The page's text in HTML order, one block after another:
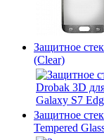
Защитное
(Clear)
Защитное
Tempered